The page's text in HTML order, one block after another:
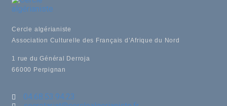
Cercle algérianiste
Association Culturelle des Français d’Afrique du Nord
1 rue du Général Derroja
66000 Perpignan
04.68.53.94.23